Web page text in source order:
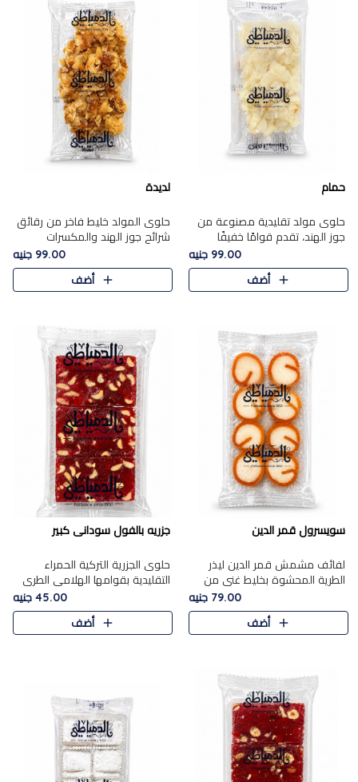
حمام
حلوى مولد تقليدية مصنوعة من
جوز الهند، تقدم قوامًا خفيفًا
ونكهة شرقية أصيلة تجسد روح
الـموسم الأعياد.
99.00 جنيه
أضف
لديدة
حلوى المولد خليط فاخر من رقائق
شرائح جوز الهند والمكسرات
المحمصة، متماسك بشراب حلاوة
الكراميل الخفيفة ليمنحك قرمشة
غنية ومذاقًا شرقيًا أصيلً..
99.00 جنيه
أضف
سويسرول قمر الدين
لفائف مشمش قمر الدين ليذر
الطرية المحشوة بخليط غني من
جوز الهند الأبيض والمكسرات
الفاخرة، يقدم المذاق الحلو
الطبيعي لقمر الدين و تجمع بين
79.00 جنيه
أضف
جزريه بالفول سودانى كبير
حلوى الجزرية التركية الحمراء
التقليدية بقوامها الهلامي الطري
ولونها الأحمر المميز، محشوة
بسخاء بالفول السوداني المحمص
لتمنحك توازنًا رائعًا ..
45.00 جنيه
أضف